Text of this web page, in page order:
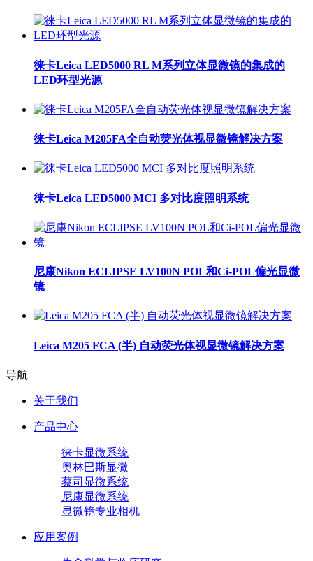
徕卡Leica LED5000 RL M系列立体显微镜的集成的
LED环型光源
徕卡Leica M205FA全自动荧光体视显微镜解决方案
徕卡Leica LED5000 MCI 多对比度照明系统
尼康Nikon ECLIPSE LV100N POL和Ci-POL偏光显微
镜
Leica M205 FCA (半) 自动荧光体视显微镜解决方案
导航
关于我们
产品中心
徕卡显微系统
奥林巴斯显微
蔡司显微系统
尼康显微系统
显微镜专业相机
应用案例